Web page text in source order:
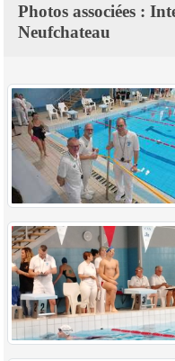
Photos associées :
Neufchateau